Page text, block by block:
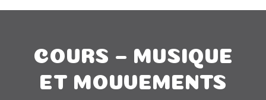
COURS – MUSIQUE
ET MOUVEMENTS